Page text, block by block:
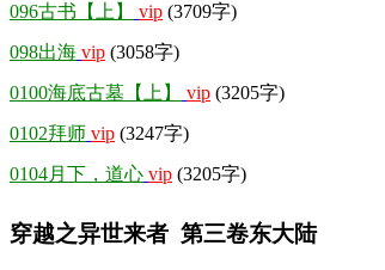
096古书【上】
vip (3709字)
098出海 vip (3058字)
0100海底古墓【上】
vip (3205字)
0102拜师 vip (3247字)
0104月下，道心 vip (3205字)
穿越之异世来者 第三卷东大陆